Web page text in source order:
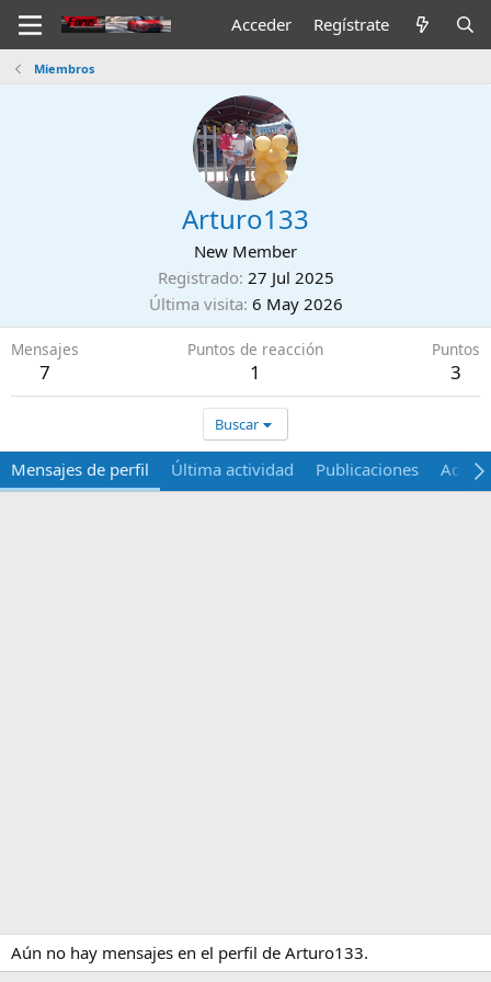
Acceder Regístrate
Miembros
Arturo133
New Member
Registrado 27 Jul 2025
Última visita 6 May 2026
Mensajes
7
Puntos de reacción
1
Puntos
3
Buscar
Mensajes de perfil Última actividad Publicaciones Acerca
Aún no hay mensajes en el perfil de Arturo133.